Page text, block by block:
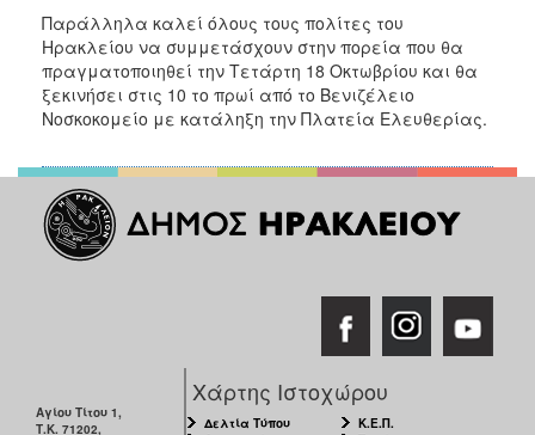
Παράλληλα καλεί όλους τους πολίτες του
Ηρακλείου να συμμετάσχουν στην πορεία που θα
πραγματοποιηθεί την Τετάρτη 18 Οκτωβρίου και θα
ξεκινήσει στις 10 το πρωί από το Βενιζέλειο
Νοσκοκομείο με κατάληξη την Πλατεία Ελευθερίας.
Αγίου Τίτου 1,
Τ.Κ. 71202,
Χάρτης Ιστοχώρου
Δελτία Τύπου
Κ.Ε.Π.